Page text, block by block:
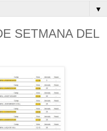
▼
SETMANA DEL